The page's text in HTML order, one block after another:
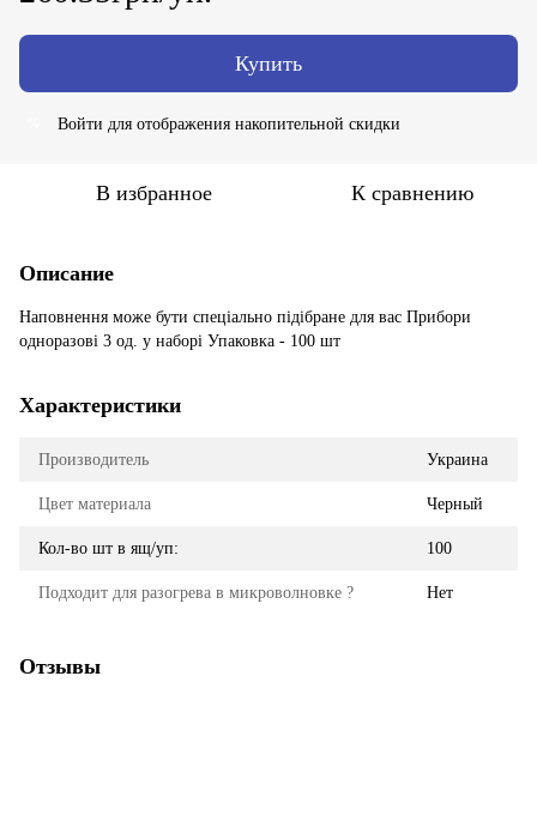
Купить
Войти для отображения накопительной скидки
В избранное К сравнению
Описание
Наповнення може бути спеціально підібране для вас Прибори
одноразові 3 од. у наборі Упаковка - 100 шт
Характеристики
Производитель Украина
Цвет материала Черный
Кол-во шт в ящ/уп: 100
Подходит для разогрева в микроволновке ? Нет
Отзывы